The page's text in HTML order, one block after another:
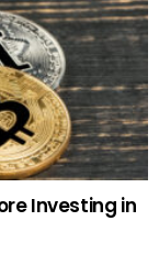
Investing in